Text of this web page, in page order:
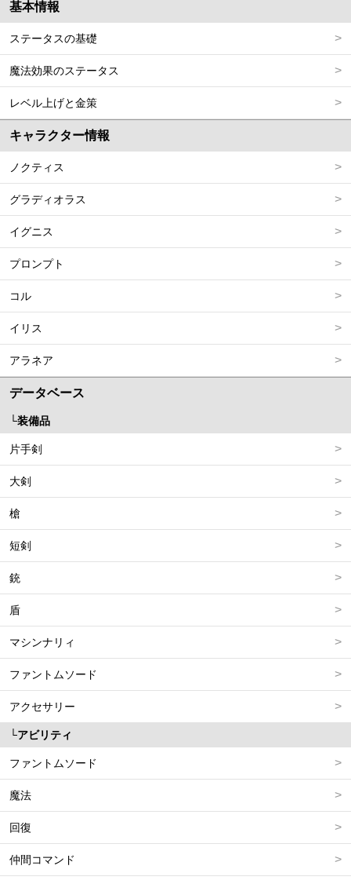
基本情報
ステータスの基礎
魔法効果のステータス
レベル上げと金策
キャラクター情報
ノクティス
グラディオラス
イグニス
プロンプト
コル
イリス
アラネア
データベース
装備品
片手剣
大剣
槍
短剣
銃
盾
マシンナリィ
ファントムソード
アクセサリー
アビリティ
ファントムソード
魔法
回復
仲間コマンド